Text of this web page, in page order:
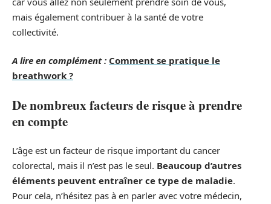
mais également contribuer à la santé de votre
collectivité.
A lire en complément : Comment se pratique le
breathwork ?
De nombreux facteurs de risque à prendre
en compte
L’âge est un facteur de risque important du cancer
colorectal, mais il n’est pas le seul. Beaucoup d’autres
éléments peuvent entraîner ce type de maladie.
Pour cela, n’hésitez pas à en parler avec votre médecin,